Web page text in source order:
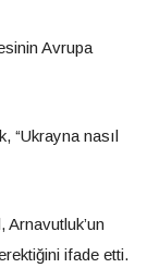
Avrupa
“Ukrayna nasıl
ifade etti.